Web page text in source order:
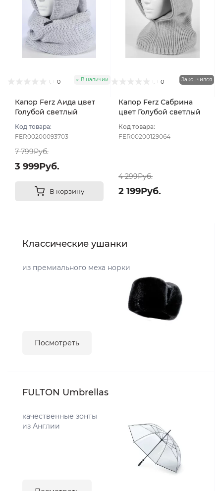
0 В наличии
Капор Ferz Аида цвет
Голубой светлый
Код товара:
FER00200093703
7 799Руб.
3 999Руб.
В корзину
0 Закончился
Капор Ferz Сабрина
цвет Голубой светлый
Код товара:
FER00200129064
4 299Руб.
2 199Руб.
Классические ушанки
из премиального меха норки
Посмотреть
FULTON Umbrellas
качественные зонты
из Англии